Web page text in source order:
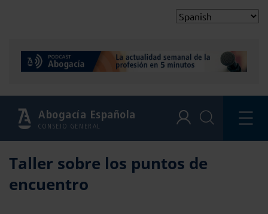
Abogacía Española
CONSEJO GENERAL
Taller sobre los puntos de
encuentro